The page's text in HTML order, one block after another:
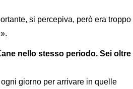
si percepiva, però era troppo
nello stesso periodo. Sei oltre
giorno per arrivare in quelle